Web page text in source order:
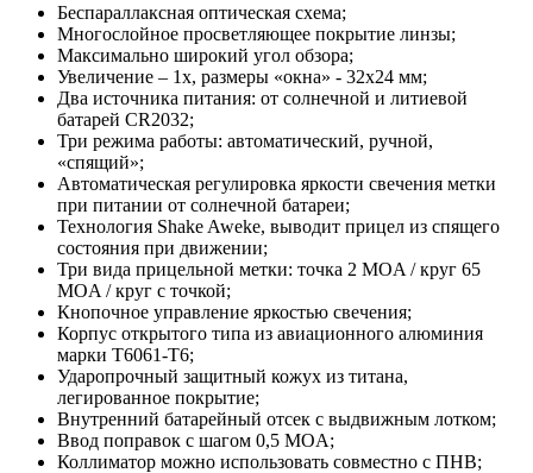
Беспараллаксная оптическая схема;
Многослойное просветляющее покрытие линзы;
Максимально широкий угол обзора;
Увеличение – 1x, размеры «окна» - 32x24 мм;
Два источника питания: от солнечной и литиевой
батарей CR2032;
Три режима работы: автоматический, ручной,
«спящий»;
Автоматическая регулировка яркости свечения метки
при питании от солнечной батареи;
Технология Shake Aweke, выводит прицел из спящего
состояния при движении;
Три вида прицельной метки: точка 2 MOA / круг 65
MOA / круг с точкой;
Кнопочное управление яркостью свечения;
Корпус открытого типа из авиационного алюминия
марки Т6061-Т6;
Ударопрочный защитный кожух из титана,
легированное покрытие;
Внутренний батарейный отсек с выдвижным лотком;
Ввод поправок с шагом 0,5 MOA;
Коллиматор можно использовать совместно с ПНВ;